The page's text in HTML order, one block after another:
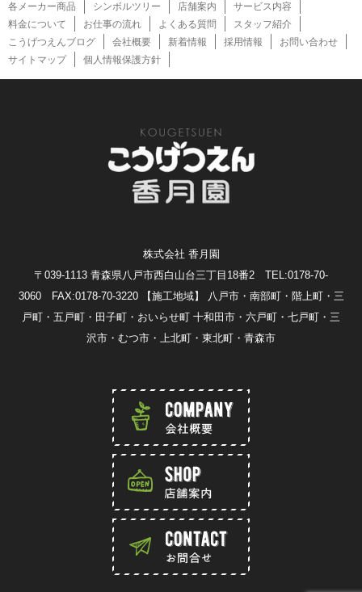
各メーカー商品
シンボルツリー 店舗案内
サービス内容
料金について
お仕事の流れ よくある質問
スタッフ紹介
こうげつえんブログ
会社概要 新着情報 採用情報
お問い合わせ
サイトマップ
個人情報保護方針
株式会社 香月園
〒039-1113 青森県八戸市西白山台三丁目18番2 TEL:0178-70-
3060 FAX:0178-70-3220
【施工地域】 八戸市・南部町・階上町・三
戸町・五戸町・田子町・おいらせ町 十和田市・六戸町・七戸町・三
沢市・むつ市・上北町・東北町・青森市